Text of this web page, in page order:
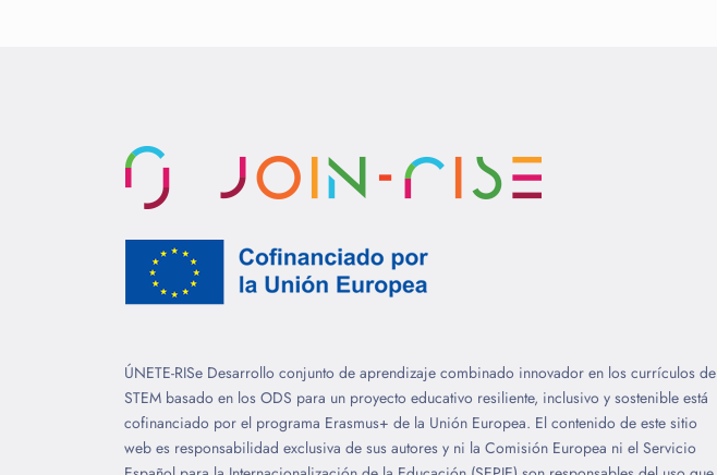
ÚNETE-RISe Desarrollo conjunto de aprendizaje combinado innovador en los currículos de
STEM basado en los ODS para un proyecto educativo resiliente, inclusivo y sostenible está
cofinanciado por el programa Erasmus+ de la Unión Europea. El contenido de este sitio
web es responsabilidad exclusiva de sus autores y ni la Comisión Europea ni el Servicio